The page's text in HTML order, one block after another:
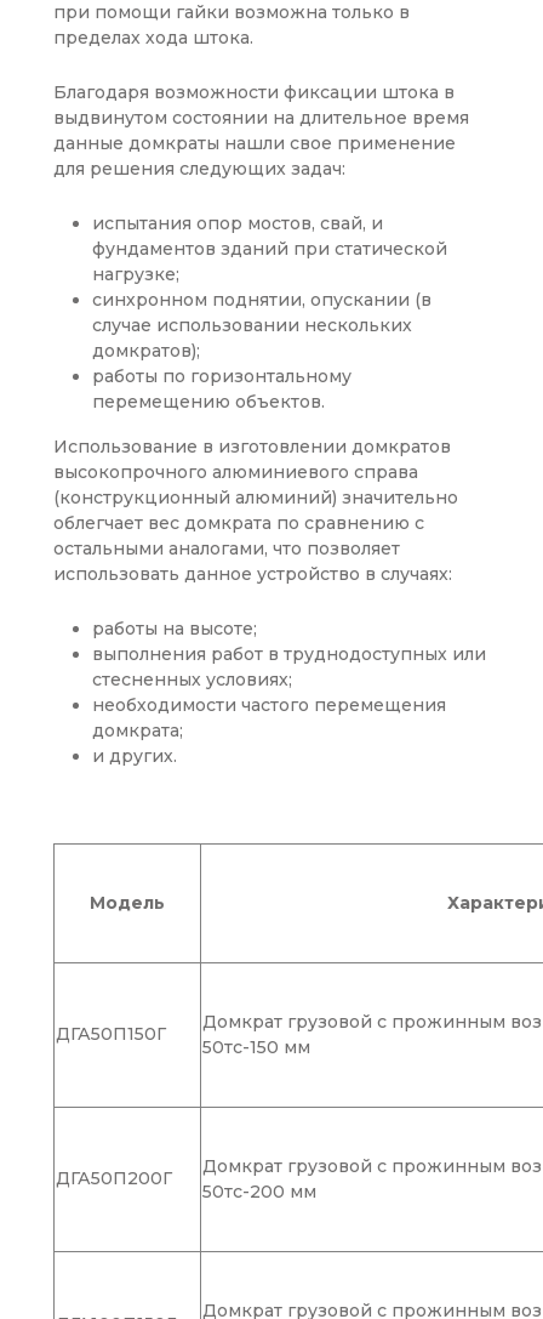
при помощи гайки возможна только в
пределах хода штока.
Благодаря возможности фиксации штока в
выдвинутом состоянии на длительное время
данные домкраты нашли свое применение
для решения следующих задач:
испытания опор мостов, свай, и
фундаментов зданий при статической
нагрузке;
синхронном поднятии, опускании (в
случае использовании нескольких
домкратов);
работы по горизонтальному
перемещению объектов.
Использование в изготовлении домкратов
высокопрочного алюминиевого справа
(конструкционный алюминий) значительно
облегчает вес домкрата по сравнению с
остальными аналогами, что позволяет
использовать данное устройство в случаях:
работы на высоте;
выполнения работ в труднодоступных или
стесненных условиях;
необходимости частого перемещения
домкрата;
и других.
Модель
ДГА50П150Г
Домкрат грузовой с прожинным
50тс-150 мм
ДГА50П200Г
Домкрат грузовой с прожинным
50тс-200 мм
Домкрат грузовой с прожинным